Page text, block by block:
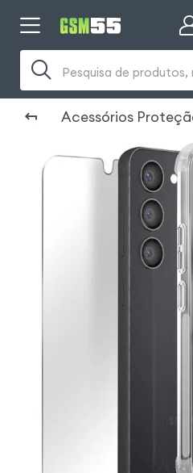
Pesquisa de
Acessórios